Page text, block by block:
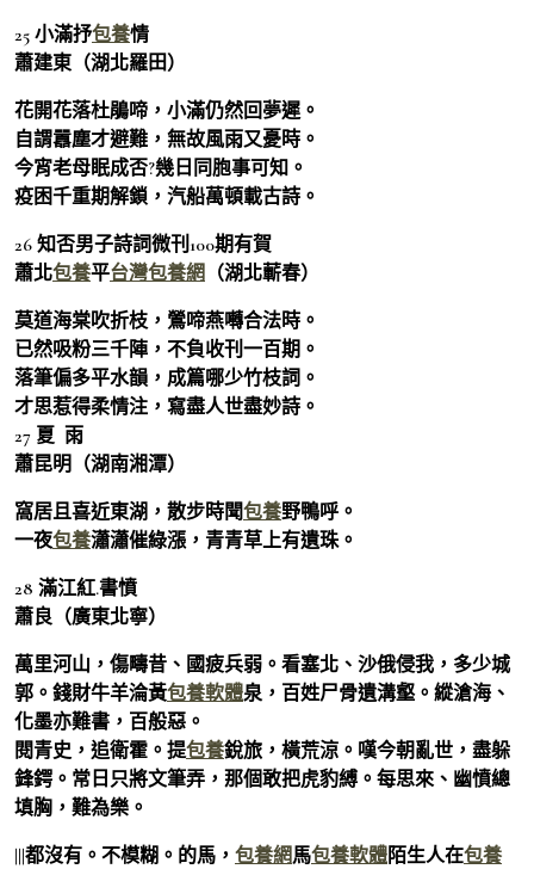
25 小滿抒包養情
蕭建東（湖北羅田）
花開花落杜鵑啼，小滿仍然回夢遲。
自謂囂塵才避難，無故風雨又憂時。
今宵老母眠成否?幾日同胞事可知。
疫困千重期解鎖，汽船萬頓載古詩。
26 知否男子詩詞微刊100期有賀
蕭北包養平台灣包養網 （湖北蘄春）
莫道海棠吹折枝，鶯啼燕囀合法時。
已然吸粉三千陣，不負收刊一百期。
落筆偏多平水韻，成篇哪少竹枝詞。
才思惹得柔情注，寫盡人世盡妙詩。
27 夏 雨
蕭昆明（湖南湘潭）
窩居且喜近東湖，散步時聞包養野鴨呼。
一夜包養瀟瀟催綠漲，青青草上有遺珠。
28 滿江紅.書憤
蕭良（廣東北寧）
萬里河山，傷疇昔、國疲兵弱。看塞北、沙俄侵我，多少城
郭。錢財牛羊淪黃包養軟體泉，百姓尸骨遺溝壑。縱滄海、
化墨亦難書，百般惡。
閱青史，追衛霍。提包養銳旅，橫荒涼。嘆今朝亂世，盡躲
鋒鍔。常日只將文筆弄，那個敢把虎豹縛。每思來、幽憤總
填胸，難為樂。
|||都沒有。不模糊。的馬， 包養網馬包養軟體陌生人在包養